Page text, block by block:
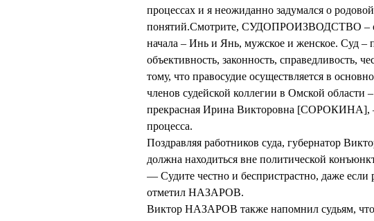
процессах и я неожиданно задумался о
понятий.Смотрите, СУДОПРОИЗВОДСТВО –
начала – Инь и Янь, мужское и женское. Суд –
объективность, законность, справедливость,
тому, что правосудие осуществляется в
членов судейской коллегии в Омской
прекрасная Ирина Викторовна [СОРОКИНА],
процесса.
Поздравляя работников суда, губернатор
должна находиться вне политической
— Судите честно и беспристрастно, даже
отметил НАЗАРОВ.
Виктор НАЗАРОВ также напомнил судьям, что